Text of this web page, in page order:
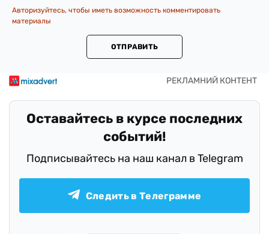
Авторизуйтесь, чтобы иметь возможность комментировать
материалы
ОТПРАВИТЬ
Оставайтесь в курсе последних
событий!
Подписывайтесь на наш канал в Telegram
Следить в Телеграмме